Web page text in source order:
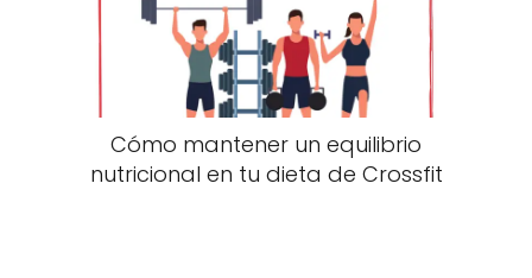
Cómo mantener un equilibrio
nutricional en tu dieta de Crossfit